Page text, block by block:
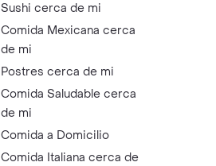
Sushi cerca de mi
Comida Mexicana cerca
de mi
Postres cerca de mi
Comida Saludable cerca
de mi
Comida a Domicilio
Comida Italiana cerca de